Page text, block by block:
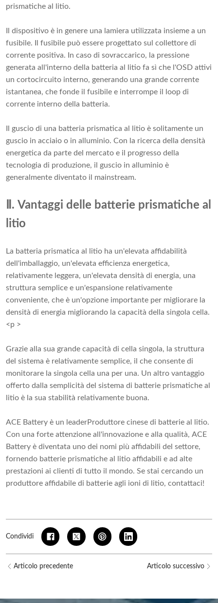
prismatiche al litio.
Il dispositivo è in genere una lamiera utilizzata insieme a un
fusibile. Il fusibile può essere progettato sul collettore di
corrente positiva. In caso di sovraccarico, la pressione
generata all'interno della batteria al litio fa sì che l'OSD attivi
un cortocircuito interno, generando una grande corrente
istantanea, che fonde il fusibile e interrompe il loop di
corrente interno della batteria.
Il guscio di una batteria prismatica al litio è solitamente un
guscio in acciaio o in alluminio. Con la ricerca della densità
energetica da parte del mercato e il progresso della
tecnologia di produzione, il guscio in alluminio è
generalmente diventato il mainstream.
Ⅱ. Vantaggi delle batterie prismatiche al
litio
La batteria prismatica al litio ha un'elevata affidabilità
dell'imballaggio, un'elevata efficienza energetica,
relativamente leggera, un'elevata densità di energia, una
struttura semplice e un'espansione relativamente
conveniente, che è un'opzione importante per migliorare la
densità di energia migliorando la capacità della singola cella.
<p >
Grazie alla sua grande capacità di cella singola, la struttura
del sistema è relativamente semplice, il che consente di
monitorare la singola cella una per una. Un altro vantaggio
offerto dalla semplicità del sistema di batterie prismatiche al
litio è la sua stabilità relativamente buona.
ACE Battery è un leaderProduttore cinese di batterie al litio.
Con una forte attenzione all'innovazione e alla qualità, ACE
Battery è diventata uno dei nomi più affidabili del settore,
fornendo batterie prismatiche al litio affidabili e ad alte
prestazioni ai clienti di tutto il mondo. Se stai cercando un
produttore affidabile di batterie agli ioni di litio, contattaci!
Condividi
Articolo precedente Articolo successivo